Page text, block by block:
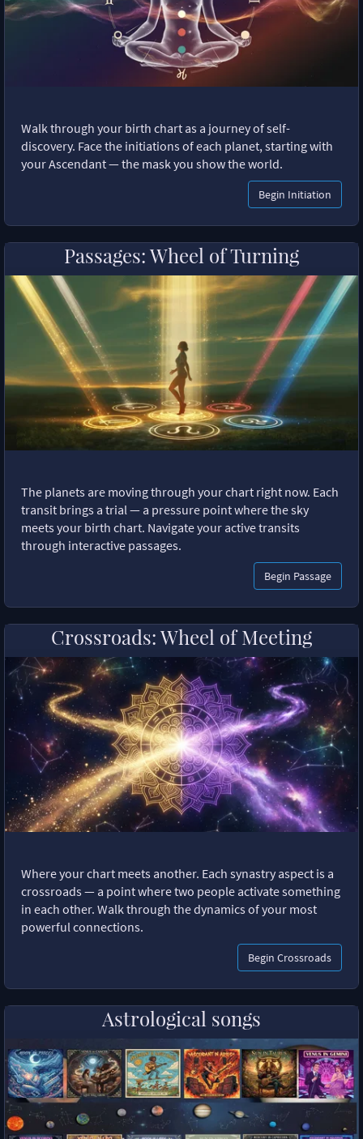
Walk through your birth chart as a journey of self-
discovery. Face the initiations of each planet, starting with
your Ascendant — the mask you show the world.
Begin Initiation
Passages: Wheel of Turning
The planets are moving through your chart right now. Each
transit brings a trial — a pressure point where the sky
meets your birth chart. Navigate your active transits
through interactive passages.
Begin Passage
Crossroads: Wheel of Meeting
Where your chart meets another. Each synastry aspect is a
crossroads — a point where two people activate something
in each other. Walk through the dynamics of your most
powerful connections.
Begin Crossroads
Astrological songs